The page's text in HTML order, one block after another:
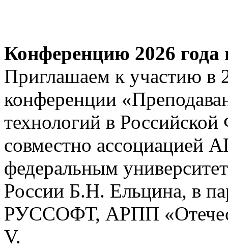
Конференцию 2026 года
Приглашаем к участию в
конференции
технологий в
совместно ассоциацией
федеральным
России Б.Н. Ельцина, в
РУССОФТ, АРПП
V.